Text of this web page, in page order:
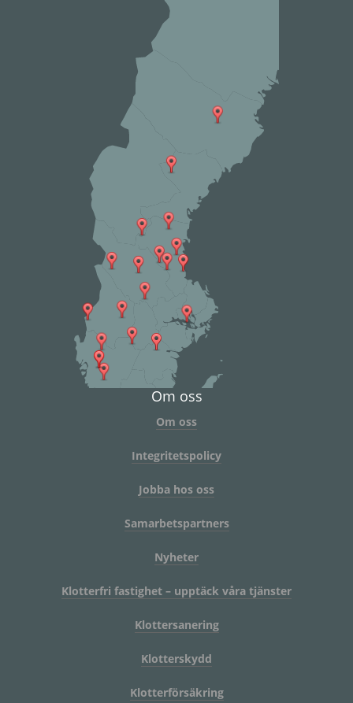
Om oss
Om oss
Integritetspolicy
Jobba hos oss
Samarbetspartners
Nyheter
Klotterfri fastighet – upptäck våra tjänster
Klottersanering
Klotterskydd
Klotterförsäkring